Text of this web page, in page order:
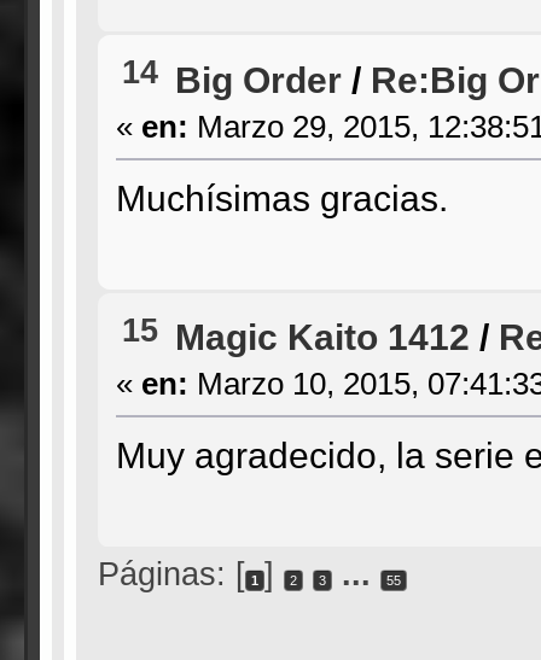
14 Big Order/ Re:Big
« en: Marzo 29, 2015,
Muchísimas gracias.
15 Magic Kaito 1412 /
« en: Marzo 10, 2015,
Muy agradecido, la serie
Páginas: [ 1 ] 2 3 ... 55